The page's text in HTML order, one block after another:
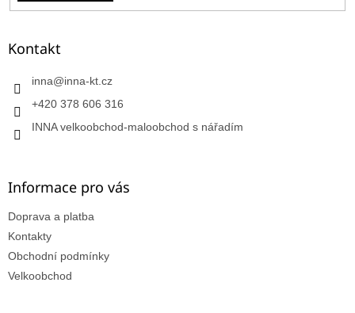
Kontakt
inna@inna-kt.cz
+420 378 606 316
INNA velkoobchod-maloobchod s nářadím
Informace pro vás
Doprava a platba
Kontakty
Obchodní podmínky
Velkoobchod